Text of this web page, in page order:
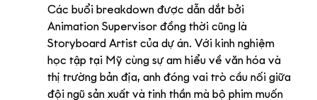
Các buổi breakdown được dẫn dắt bởi
Animation Supervisor đồng thời cũng là
Storyboard Artist của dự án. Với kinh nghiệm
học tập tại Mỹ cùng sự am hiểu về văn hóa và
thị trường bản địa, anh đóng vai trò cầu nối giữa
đội ngũ sản xuất và tinh thần mà bộ phim muốn